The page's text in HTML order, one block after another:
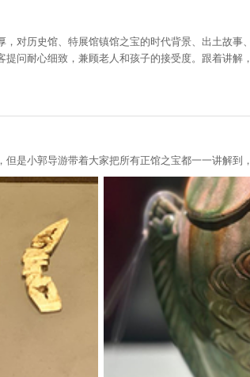
对历史馆、特展馆镇馆之宝的时代背景、出土故
问耐心细致，兼顾老人和孩子的接受度。跟着讲
是小郭导游带着大家把所有正馆之宝都一一讲解到